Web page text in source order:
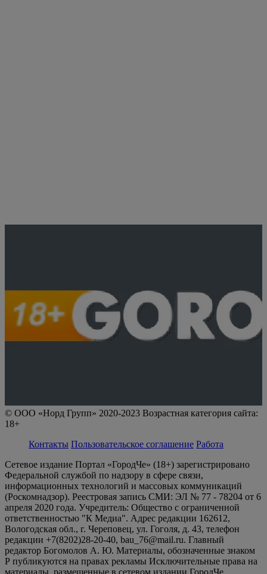
© ООО «Норд Групп» 2020-2023 Возрастная категория сайта:
18+
Контакты Пользовательское соглашение Работа
Сетевое издание Портал «ГородЧе» (18+) зарегистрировано
Федеральной службой по надзору в сфере связи,
информационных технологий и массовых коммуникаций
(Роскомнадзор). Реестровая запись СМИ: ЭЛ № 77 - 78204 от 6
апреля 2020 года. Учредитель: Общество с ограниченной
ответственностью "К Медиа". Адрес редакции 162612,
Вологодская обл., г. Череповец, ул. Гоголя, д. 43, телефон
редакции +7(8202)28-20-40, bau_76@mail.ru. Главный
редактор Богомолов А. Ю. Материалы, обозначенные знаком
Р публикуются на правах рекламы Исключительные права на
материалы, размещенные в сетевом издании ГородЧе